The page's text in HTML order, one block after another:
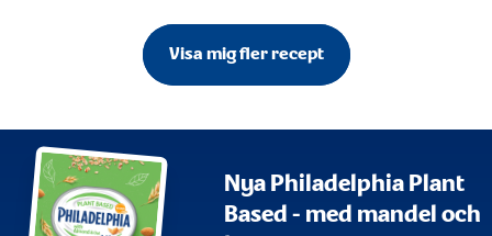
Visa mig fler recept
Nya Philadelphia Plant
Based - med mandel och